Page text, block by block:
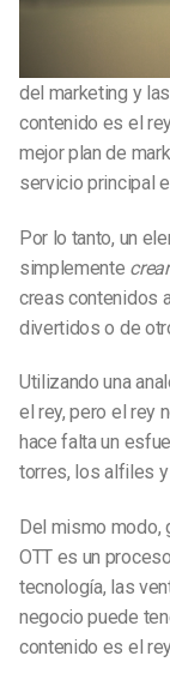
del marketing y
contenido es el
mejor plan de
servicio principal
Por lo tanto, un
simplemente
creas contenidos
divertidos o de
Utilizando una
el rey, pero el rey
hace falta un
torres, los alfiles
Del mismo modo,
OTT es un
tecnología, las
negocio puede
contenido es el